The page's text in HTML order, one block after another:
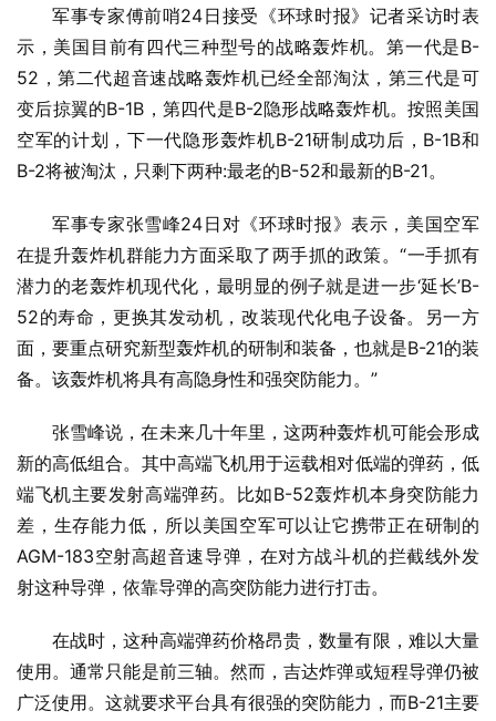
军事专家傅前哨24日接受《环球时报》记者采访时表
示，美国目前有四代三种型号的战略轰炸机。第一代是B-
52，第二代超音速战略轰炸机已经全部淘汰，第三代是可
变后掠翼的B-1B，第四代是B-2隐形战略轰炸机。按照美国
空军的计划，下一代隐形轰炸机B-21研制成功后，B-1B和
B-2将被淘汰，只剩下两种:最老的B-52和最新的B-21。
军事专家张雪峰24日对《环球时报》表示，美国空军
在提升轰炸机群能力方面采取了两手抓的政策。“一手抓有
潜力的老轰炸机现代化，最明显的例子就是进一步‘延长’B-
52的寿命，更换其发动机，改装现代化电子设备。另一方
面，要重点研究新型轰炸机的研制和装备，也就是B-21的装
备。该轰炸机将具有高隐身性和强突防能力。”
张雪峰说，在未来几十年里，这两种轰炸机可能会形成
新的高低组合。其中高端飞机用于运载相对低端的弹药，低
端飞机主要发射高端弹药。比如B-52轰炸机本身突防能力
差，生存能力低，所以美国空军可以让它携带正在研制的
AGM-183空射高超音速导弹，在对方战斗机的拦截线外发
射这种导弹，依靠导弹的高突防能力进行打击。
在战时，这种高端弹药价格昂贵，数量有限，难以大量
使用。通常只能是前三轴。然而，吉达炸弹或短程导弹仍被
广泛使用。这就要求平台具有很强的突防能力，而B-21主要